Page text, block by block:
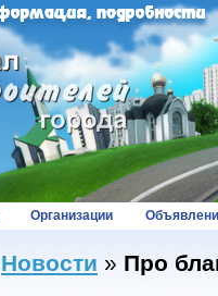
Организации
Новости » Про